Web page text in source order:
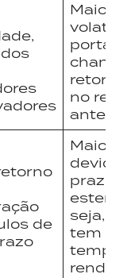
Maior
chance
retorno
no
de
Maior
devido
prazo
seja, o
tem
tempo
render